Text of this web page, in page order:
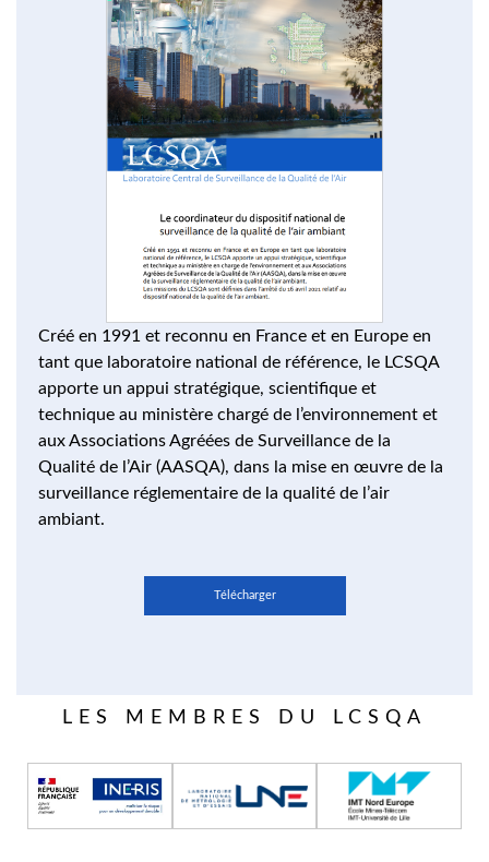
Créé en 1991 et reconnu en France et en Europe en
tant que laboratoire national de référence, le LCSQA
apporte un appui stratégique, scientifique et
technique au ministère chargé de l’environnement et
aux Associations Agréées de Surveillance de la
Qualité de l’Air (AASQA), dans la mise en œuvre de la
surveillance réglementaire de la qualité de l’air
ambiant.
Télécharger
LES MEMBRES DU LCSQA
Image Image